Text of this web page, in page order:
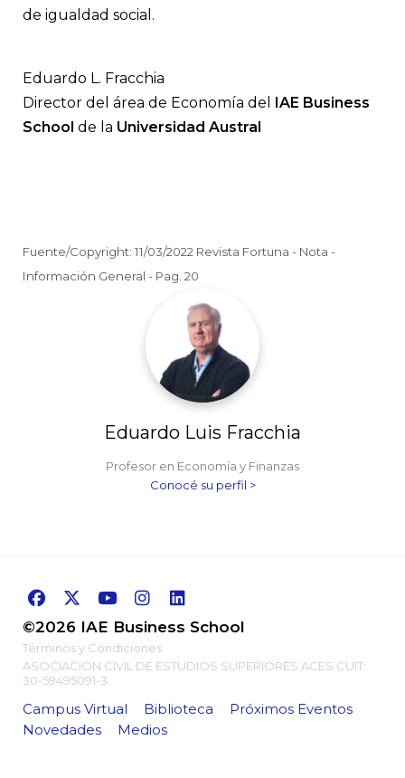
Eduardo Luis Fracchia
Profesor en Economía y Finanzas
Conocé su perfil >
de igualdad social.
Eduardo L. Fracchia
Director del área de Economía del IAE Business
School de la Universidad Austral
Fuente/Copyright: 11/03/2022 Revista Fortuna - Nota -
Información General - Pag. 20
©2026 IAE Business School
Términos y Condiciones
ASOCIACION CIVIL DE ESTUDIOS SUPERIORES ACES CUIT:
30-59495091-3
Campus Virtual Biblioteca
Próximos Eventos
Novedades
Medios